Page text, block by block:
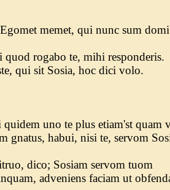
qui nunc sum
quod rogabo te, mihi responderis.
qui sit Sosia, hoc dici volo.
te plus etiam'st quam
gnatus, habui, nisi te, servom
dico; Sosiam servom tuom
adveniens faciam ut